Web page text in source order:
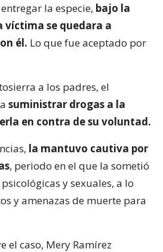
la especie, bajo la
víctima se quedara a
él. Lo que fue aceptado por
a los padres, el
suministrar drogas a la
en contra de su voluntad.
la mantuvo cautiva por
, periodo en el que la sometió
y sexuales, a lo
y amenazas de muerte para
el caso, Mery Ramírez